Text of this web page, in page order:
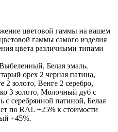
цветовой гаммы на вашем
гаммы самого изделия
цвета различными типами
Белая эмаль,
орех 2 черная патина,
2 золото, Венге 2 серебро,
3 золото, Молочный дуб с
с серебрянной патиной, Белая
по RAL +25% к стоимости
+45%.